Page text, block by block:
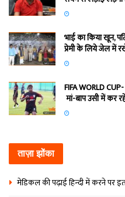
भाई का किया खून,
प्रेमी के लिये जेल में
FIFA WORLD
मां-बाप उसी में कर
ताज़ा झोंका
मेडिकल की पढ़ाई हिन्‍दी में करने पर